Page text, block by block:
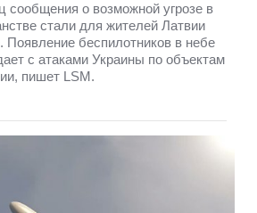
сообщения о возможной угрозе в
стали для жителей Латвии
Появление беспилотников в небе
с атаками Украины по объектам
пишет LSM.